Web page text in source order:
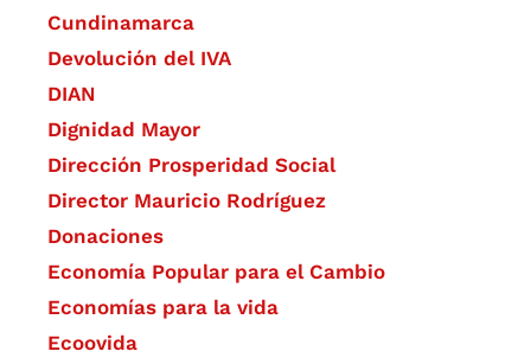
Cundinamarca
Devolución del IVA
DIAN
Dignidad Mayor
Dirección Prosperidad Social
Director Mauricio Rodríguez
Donaciones
Economía Popular para el Cambio
Economías para la vida
Ecoovida